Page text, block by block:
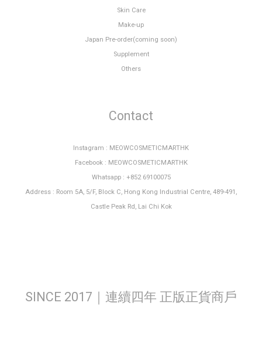
Skin Care
Make-up
Japan Pre-order(coming soon)
Supplement
Others
Contact
Instagram : MEOWCOSMETICMARTHK
Facebook : MEOWCOSMETICMARTHK
Whatsapp : +852 69100075
Address : Room 5A, 5/F, Block C, Hong Kong Industrial Centre, 489-491,
Castle Peak Rd, Lai Chi Kok
SINCE 2017｜連續四年 正版正貨商戶